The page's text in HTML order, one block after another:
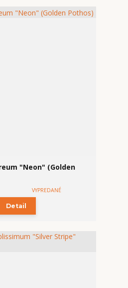
"Neon" (Golden
VYPREDANÉ
Detail